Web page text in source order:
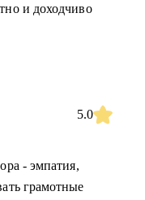
и доходчиво
5.0
- эмпатия,
грамотные